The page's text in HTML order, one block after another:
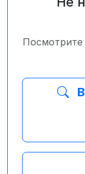
Посмотрите